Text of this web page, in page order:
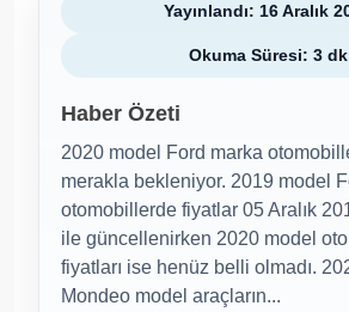
Yayınlandı: 16 Aralık
Okuma Süresi: 3 dk
Haber Özeti
2020 model Ford marka
merakla bekleniyor. 2019 model
otomobillerde fiyatlar 05 Aralık
ile güncellenirken 2020 model
fiyatları ise henüz belli olmadı.
Mondeo model araçların...